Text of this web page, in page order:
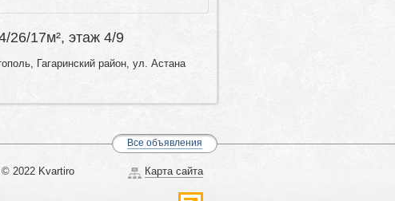
26/17м², этаж 4/9
Гагаринский район, ул. Астана
Все объявления
© 2022 Kvartiro Карта сайта